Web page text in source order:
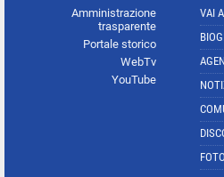
Amministrazione
trasparente
Portale storico
WebTv
YouTube
VAI